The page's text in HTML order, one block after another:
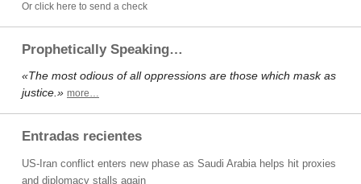
Or click here to send a check
Prophetically Speaking…
«The most odious of all oppressions are those which mask as
justice.» more…
Entradas recientes
US-Iran conflict enters new phase as Saudi Arabia helps hit proxies
and diplomacy stalls again